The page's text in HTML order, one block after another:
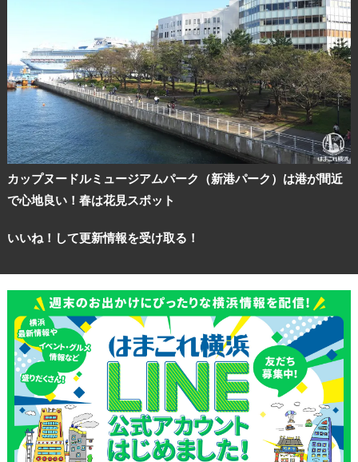
カップヌードルミュージアムパーク（新港パーク）は港が間近
で心地良い！春は花見スポット
いいね！して更新情報を受け取る！
観光ガイド
ランキング
ブログ記事